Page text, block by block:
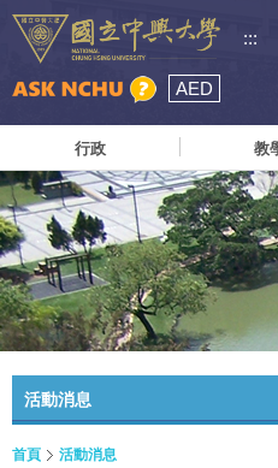
:::
AED
行政 教
活動消息
首頁
活動消息